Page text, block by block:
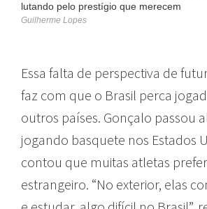
lutando pelo prestígio que merecem
Guilherme Lopes
Essa falta de perspectiva de
faz com que o Brasil perca
outros países. Gonçalo passou
jogando basquete nos Estados
contou que muitas atletas
estrangeiro. “No exterior, elas